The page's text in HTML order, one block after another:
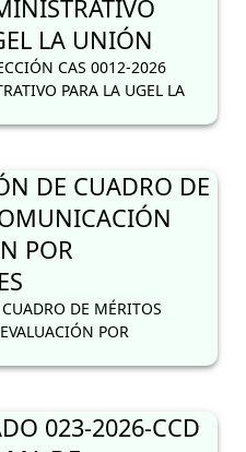
LA UNIÓN
CAS 0012-2026
PARA LA UGEL LA
DE CUADRO DE
POR
DE MÉRITOS
POR
023-2026-CCD